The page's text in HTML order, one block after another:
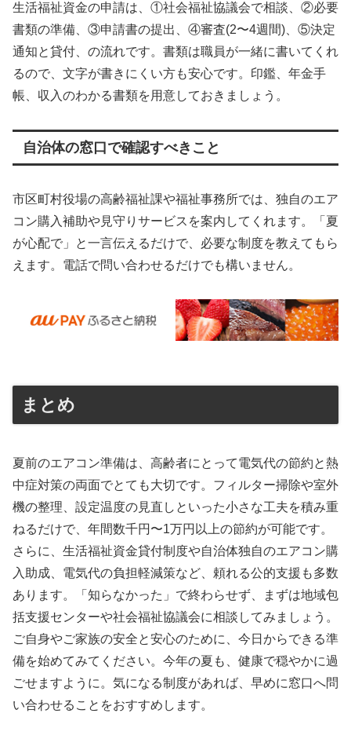
生活福祉資金の申請は、①社会福祉協議会で相談、②必要
書類の準備、③申請書の提出、④審査(2〜4週間)、⑤決定
通知と貸付、の流れです。書類は職員が一緒に書いてくれ
るので、文字が書きにくい方も安心です。印鑑、年金手
帳、収入のわかる書類を用意しておきましょう。
自治体の窓口で確認すべきこと
市区町村役場の高齢福祉課や福祉事務所では、独自のエア
コン購入補助や見守りサービスを案内してくれます。「夏
が心配で」と一言伝えるだけで、必要な制度を教えてもら
えます。電話で問い合わせるだけでも構いません。
まとめ
夏前のエアコン準備は、高齢者にとって電気代の節約と熱
中症対策の両面でとても大切です。フィルター掃除や室外
機の整理、設定温度の見直しといった小さな工夫を積み重
ねるだけで、年間数千円〜1万円以上の節約が可能です。
さらに、生活福祉資金貸付制度や自治体独自のエアコン購
入助成、電気代の負担軽減策など、頼れる公的支援も多数
あります。「知らなかった」で終わらせず、まずは地域包
括支援センターや社会福祉協議会に相談してみましょう。
ご自身やご家族の安全と安心のために、今日からできる準
備を始めてみてください。今年の夏も、健康で穏やかに過
ごせますように。気になる制度があれば、早めに窓口へ問
い合わせることをおすすめします。